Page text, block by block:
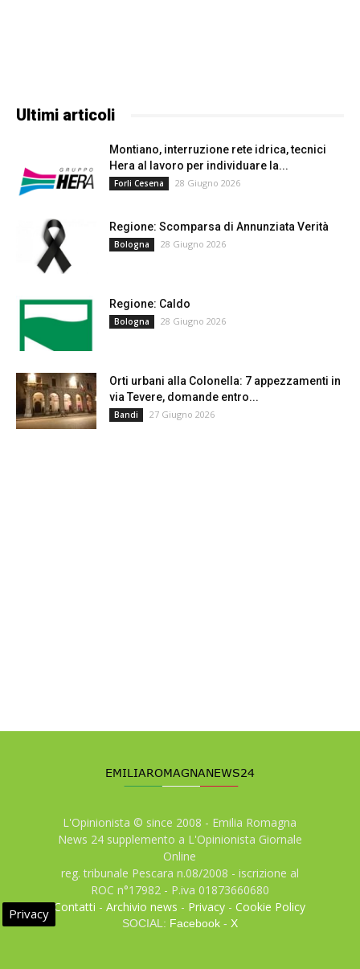
Ultimi articoli
Montiano, interruzione rete idrica, tecnici
Hera al lavoro per individuare la...
Forli Cesena 28 Giugno 2026
Regione: Scomparsa di Annunziata Verità
Bologna 28 Giugno 2026
Regione: Caldo
Bologna 28 Giugno 2026
Orti urbani alla Colonella: 7 appezzamenti in
via Tevere, domande entro...
Bandi 27 Giugno 2026
L'Opinionista © since 2008 - Emilia Romagna
News 24 supplemento a L'Opinionista Giornale
Online
reg. tribunale Pescara n.08/2008 - iscrizione al
ROC n°17982 - P.iva 01873660680
Contatti -Archivio news - Privacy -Cookie Policy
SOCIAL: Facebook- X
Privacy